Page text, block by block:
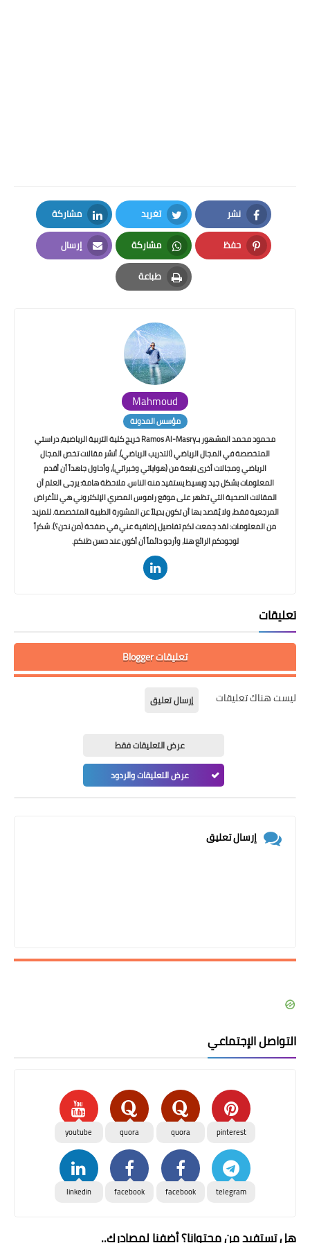
نشر
Facebook
تغريد
Twitter
مشاركة
LinkedIn
حفظ
Pinterest
مشاركة
Whatsapp
إرسال
Email
طباعة
Print
Mahmoud
مؤسس المدونة
محمود محمد المشهور بـRamos Al-Masry خريج كلية التربية الرياضية، دراستي
المتخصصة في المجال الرياضي (التدريب الرياضي). أنشر مقالات تخص المجال
الرياضي ومجالات أخرى نابعة من (هواياتي وخبراتي)، وأحاول جاهداً أن أقدم
المعلومات بشكل جيد وبسيط يستفيد منه الناس. ملاحظة هامة: يرجى العلم أن
المقالات الصحية التي تظهر على موقع راموس المصري الإلكتروني هي للأغراض
المرجعية فقط، ولا يُقصد بها أن تكون بديلاً عن المشورة الطبية المتخصصة. للمزيد
من المعلومات: لقد جمعت لكم تفاصيل إضافية عني في صفحة (من نحن؟). شكراً
لوجودكم الرائع هنا، وأرجو دائماً أن أكون عند حسن ظنكم.
تعليقات
تعليقات Blogger
ليست هناك تعليقات إرسال تعليق
عرض التعليقات فقط
عرض التعليقات والردود
إرسال تعليق
التواصل الإجتماعي
pinterest
quora
quora
youtube
telegram
facebook
facebook
linkedin
هل تستفيد من محتوانا؟ أضفنا لمصادرك..